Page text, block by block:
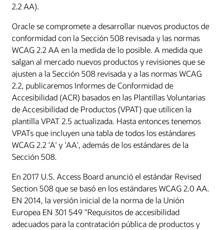
2.2 AA).
Oracle se compromete a desarrollar nuevos productos de
conformidad con la Sección 508 revisada y las normas
WCAG 2.2 AA en la medida de lo posible. A medida que
salgan al mercado nuevos productos y revisiones que se
ajusten a la Sección 508 revisada y a las normas WCAG
2.2, publicaremos Informes de Conformidad de
Accesibilidad (ACR) basados en las Plantillas Voluntarias
de Accesibilidad de Productos (VPAT) que utilicen la
plantilla VPAT 2.5 actualizada. Hasta entonces tenemos
VPATs que incluyen una tabla de todos los estándares
WCAG 2.2 'A' y 'AA', además de los estándares de la
Sección 508.
En 2017 U.S. Access Board anunció el estándar Revised
Section 508 que se basó en los estándares WCAG 2.0 AA.
EN 2014, la versión inicial de la norma de la Unión
Europea EN 301 549 "Requisitos de accesibilidad
adecuados para la contratación pública de productos y